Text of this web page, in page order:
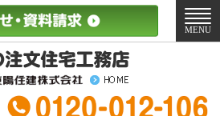
メ
ニ
MENU